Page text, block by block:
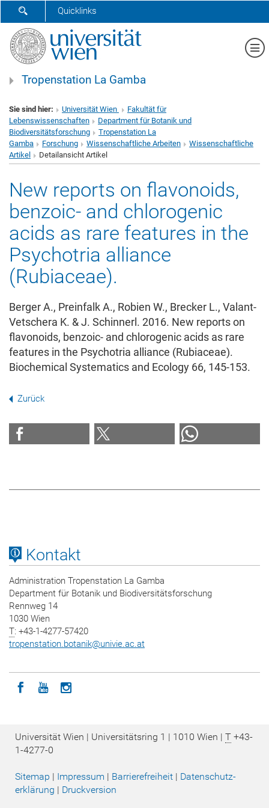
SUCHFORMULAR ÖFFNEN
Quicklinks
Tropenstation La Gamba
Sie sind hier: Universität Wien
Fakultät für
Lebenswissenschaften
Department für Botanik und
Biodiversitätsforschung
Tropenstation La
Gamba
Forschung Wissenschaftliche Arbeiten
Wissenschaftliche
Artikel
Detailansicht Artikel
New reports on flavonoids,
benzoic- and chlorogenic
acids as rare features in the
Psychotria alliance
(Rubiaceae).
Berger A., Preinfalk A., Robien W., Brecker L., Valant-
Vetschera K. & J. Schinnerl. 2016. New reports on
flavonoids, benzoic- and chlorogenic acids as rare
features in the Psychotria alliance (Rubiaceae).
Biochemical Systematics and Ecology 66, 145-153.
Zurück
Kontakt
Administration Tropenstation La Gamba
Department für Botanik und Biodiversitätsforschung
Rennweg 14
1030 Wien
T: +43-1-4277-57420
tropenstation.botanik@univie.ac.at
Icon facebook
Icon youtube
Icon instagram
Universität Wien | Universitätsring 1 | 1010 Wien | T +43-
1-4277-0
Sitemap | Impressum | Barrierefreiheit | Datenschutz­
erklärung | Druckversion